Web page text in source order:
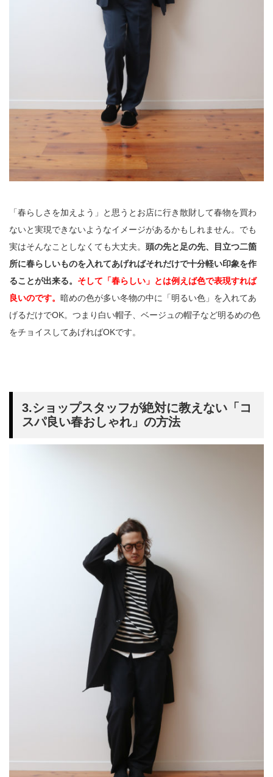
「春らしさを加えよう」と思うとお店に行き散財して春物を買わ
ないと実現できないようなイメージがあるかもしれません。でも
実はそんなことしなくても大丈夫。 頭の先と足の先、目立つ二箇
所に春らしいものを入れてあげればそれだけで十分軽い印象を作
ることが出来る。 そして「春らしい」とは例えば色で表現すれば
良いのです。 暗めの色が多い冬物の中に「明るい色」を入れてあ
げるだけでOK。つまり白い帽子、ベージュの帽子など明るめの色
をチョイスしてあげればOKです。
3.ショップスタッフが絶対に教えない「コ
スパ良い春おしゃれ」の方法